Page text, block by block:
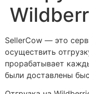
SellerCow — это
осуществить
прорабатывает
были доставлены